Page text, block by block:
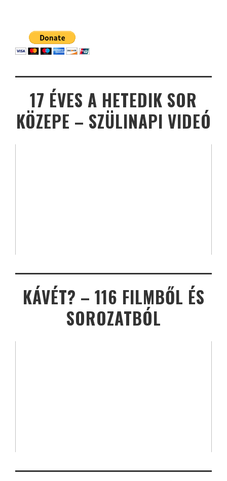
17 ÉVES A HETEDIK SOR
KÖZEPE – SZÜLINAPI VIDEÓ
KÁVÉT? – 116 FILMBŐL ÉS
SOROZATBÓL